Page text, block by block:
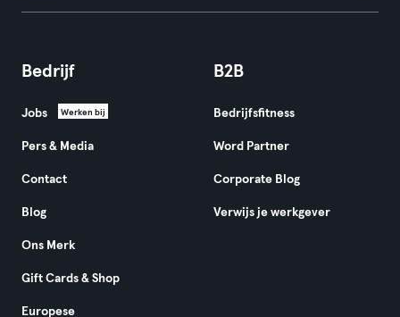
Bedrijf
Jobs Werken bij
Pers & Media
Contact
Blog
Ons Merk
Gift Cards & Shop
Europese
B2B
Bedrijfsfitness
Word Partner
Corporate Blog
Verwijs je werkgever